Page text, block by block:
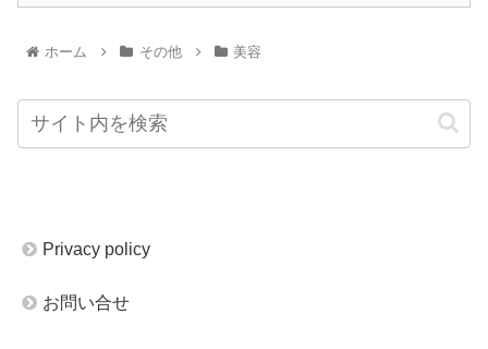
ホーム その他 美容
Privacy policy
お問い合せ